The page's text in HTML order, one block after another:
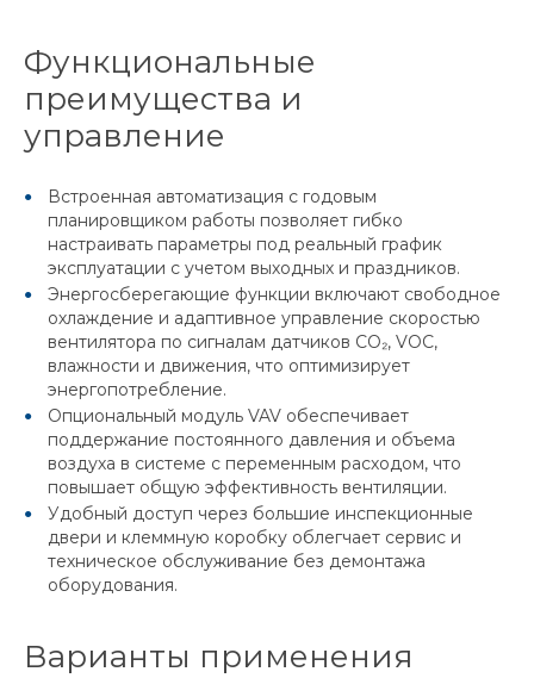
Функциональные
преимущества и
управление
Встроенная автоматизация с годовым
планировщиком работы позволяет гибко
настраивать параметры под реальный график
эксплуатации с учетом выходных и праздников.
Энергосберегающие функции включают свободное
охлаждение и адаптивное управление скоростью
вентилятора по сигналам датчиков CO₂, VOC,
влажности и движения, что оптимизирует
энергопотребление.
Опциональный модуль VAV обеспечивает
поддержание постоянного давления и объема
воздуха в системе с переменным расходом, что
повышает общую эффективность вентиляции.
Удобный доступ через большие инспекционные
двери и клеммную коробку облегчает сервис и
техническое обслуживание без демонтажа
оборудования.
Варианты применения